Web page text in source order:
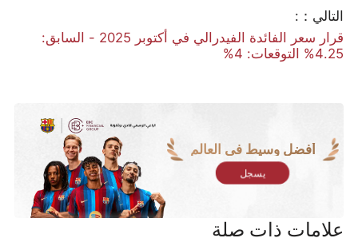
التالي：:
قرار سعر الفائدة الفيدرالي في أكتوبر 2025 - السابق:
4.25% التوقعات: 4%
أفضل وسيط في العالم
يسجل
علامات ذات صلة